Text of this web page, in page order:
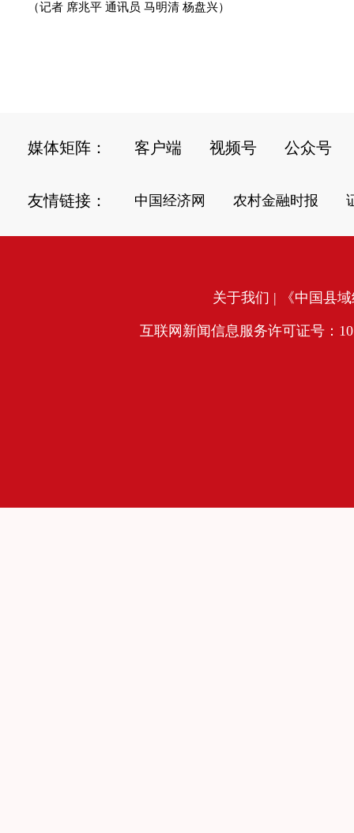
（记者 席兆平 通讯员 马明清 杨盘兴）
媒体矩阵： 客户端 视频号 公众号
友情链接： 中国经济网 农村金融时报
关于我们 | 《中国县
互联网新闻信息服务许可证号：